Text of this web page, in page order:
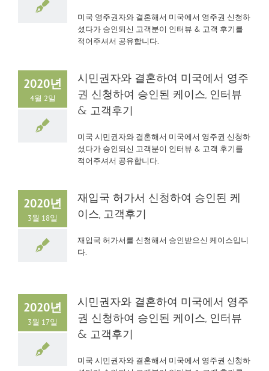
미국 영주권자와 결혼해서 미국에서 영주권 신청하
셨다가 승인되신 고객분이 인터뷰 & 고객 후기를
적어주셔서 공유합니다.
2020년
4월 2일
시민권자와 결혼하여 미국에서 영주
권 신청하여 승인된 케이스, 인터뷰
& 고객후기
미국 시민권자와 결혼해서 미국에서 영주권 신청하
셨다가 승인되신 고객분이 인터뷰 & 고객 후기를
적어주셔서 공유합니다.
2020년
3월 18일
재입국 허가서 신청하여 승인된 케
이스, 고객후기
재입국 허가서를 신청해서 승인받으신 케이스입니
다.
2020년
3월 17일
시민권자와 결혼하여 미국에서 영주
권 신청하여 승인된 케이스, 인터뷰
& 고객후기
미국 시민권자와 결혼해서 미국에서 영주권 신청하